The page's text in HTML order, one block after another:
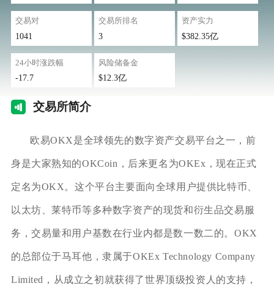
交易对
1041
交易所排名
3
资产实力
$382.35亿
24小时涨跌幅
-17.7
风险储备金
$12.3亿
交易所简介
欧易OKX是全球领先的数字资产交易平台之一，前
身是大家熟知的OKCoin，后来更名为OKEx，现在正式
定名为OKX。这个平台主要面向全球用户提供比特币、
以太坊、莱特币等多种数字资产的现货和衍生品交易服
务，交易量和用户基数在行业内都是数一数二的。OKX
的总部位于马耳他，隶属于OKEx Technology Company
Limited，从成立之初就获得了世界顶级投资人的支持，